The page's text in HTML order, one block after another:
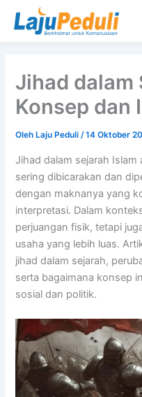
Jihad dalam
Konsep dan
Oleh Laju Peduli/14 Oktober
Jihad dalam sejarah
sering dibicarakan dan
dengan maknanya yang
interpretasi. Dalam
perjuangan fisik, tetapi
usaha yang lebih luas.
jihad dalam sejarah,
serta bagaimana konsep
sosial dan politik.